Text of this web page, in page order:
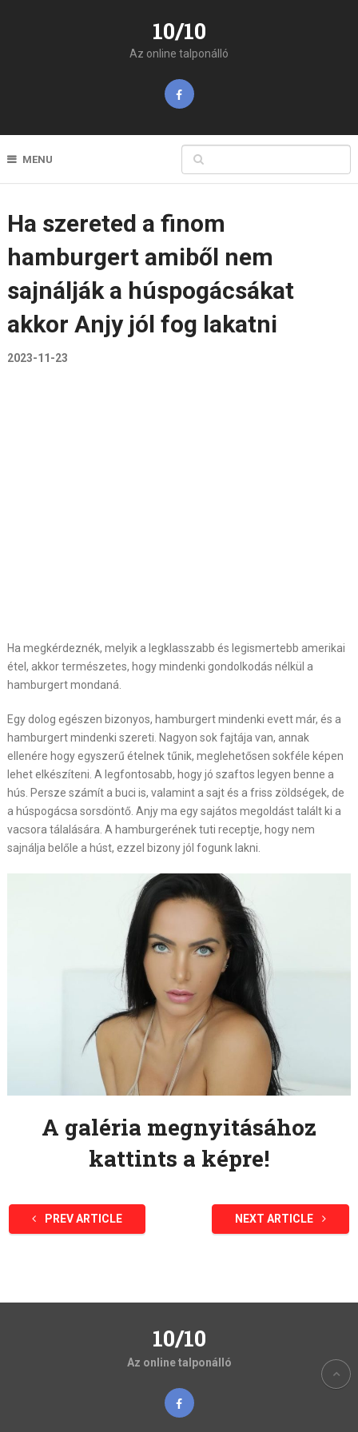
10/10
Az online talponálló
MENU
Ha szereted a finom
hamburgert amiből nem
sajnálják a húspogácsákat
akkor Anjy jól fog lakatni
2023-11-23
Ha megkérdeznék, melyik a legklasszabb és legismertebb amerikai
étel, akkor természetes, hogy mindenki gondolkodás nélkül a
hamburgert mondaná.
Egy dolog egészen bizonyos, hamburgert mindenki evett már, és a
hamburgert mindenki szereti. Nagyon sok fajtája van, annak
ellenére hogy egyszerű ételnek tűnik, meglehetősen sokféle képen
lehet elkészíteni. A legfontosabb, hogy jó szaftos legyen benne a
hús. Persze számít a buci is, valamint a sajt és a friss zöldségek, de
a húspogácsa sorsdöntő. Anjy ma egy sajátos megoldást talált ki a
vacsora tálalására. A hamburgerének tuti receptje, hogy nem
sajnálja belőle a húst, ezzel bizony jól fogunk lakni.
A galéria megnyitásához
kattints a képre!
PREV ARTICLE NEXT ARTICLE
10/10
Az online talponálló